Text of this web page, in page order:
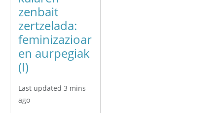
zenbait
zertzelada:
feminizazioar
en aurpegiak
(I)
Last updated 3 mins
ago